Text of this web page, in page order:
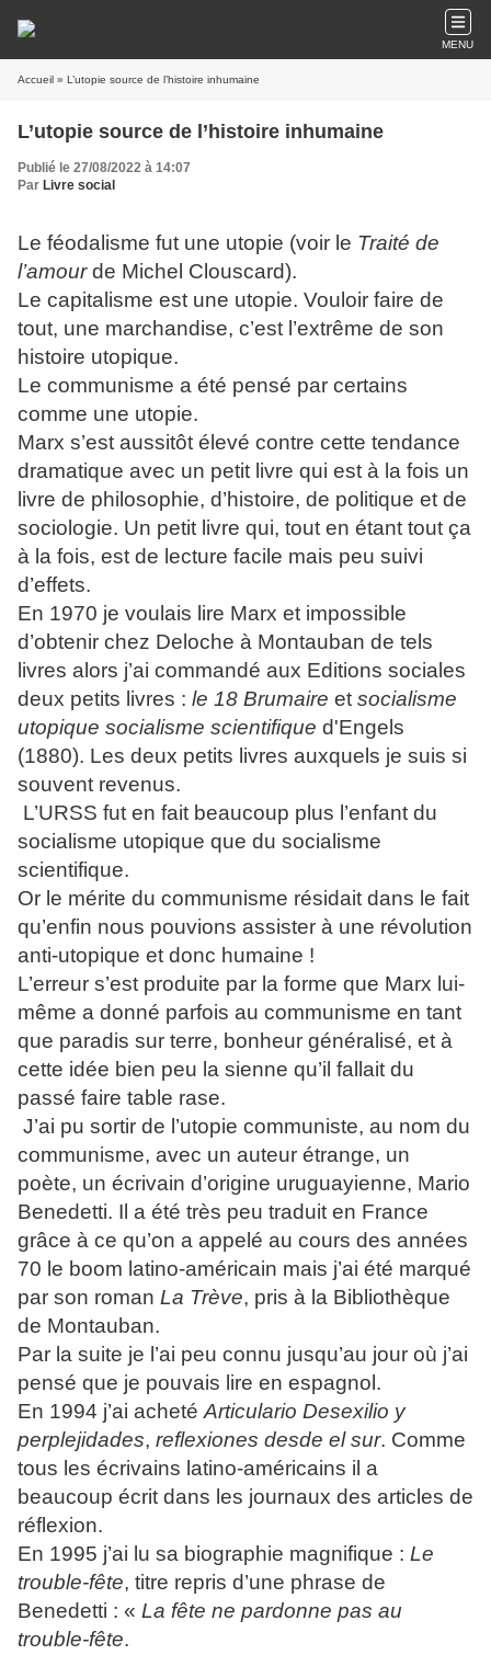
MENU
Accueil » L’utopie source de l’histoire inhumaine
L’utopie source de l’histoire inhumaine
Publié le 27/08/2022 à 14:07
Par Livre social
Le féodalisme fut une utopie (voir le Traité de
l’amourde Michel Clouscard).
Le capitalisme est une utopie. Vouloir faire de
tout, une marchandise, c’est l’extrême de son
histoire utopique.
Le communisme a été pensé par certains
comme une utopie.
Marx s’est aussitôt élevé contre cette tendance
dramatique avec un petit livre qui est à la fois un
livre de philosophie, d’histoire, de politique et de
sociologie. Un petit livre qui, tout en étant tout ça
à la fois, est de lecture facile mais peu suivi
d’effets.
En 1970 je voulais lire Marx et impossible
d’obtenir chez Deloche à Montauban de tels
livres alors j’ai commandé aux Editions sociales
deux petits livres : le 18 Brumaire et socialisme
utopique socialisme scientifique d'Engels
(1880). Les deux petits livres auxquels je suis si
souvent revenus.
L’URSS fut en fait beaucoup plus l’enfant du
socialisme utopique que du socialisme
scientifique.
Or le mérite du communisme résidait dans le fait
qu’enfin nous pouvions assister à une révolution
anti-utopique et donc humaine !
L’erreur s’est produite par la forme que Marx lui-
même a donné parfois au communisme en tant
que paradis sur terre, bonheur généralisé, et à
cette idée bien peu la sienne qu’il fallait du
passé faire table rase.
J’ai pu sortir de l’utopie communiste, au nom du
communisme, avec un auteur étrange, un
poète, un écrivain d’origine uruguayienne, Mario
Benedetti. Il a été très peu traduit en France
grâce à ce qu’on a appelé au cours des années
70 le boom latino-américain mais j’ai été marqué
par son roman La Trève, pris à la Bibliothèque
de Montauban.
Par la suite je l’ai peu connu jusqu’au jour où j’ai
pensé que je pouvais lire en espagnol.
En 1994 j’ai acheté Articulario Desexilio y
perplejidades, reflexiones desde el sur. Comme
tous les écrivains latino-américains il a
beaucoup écrit dans les journaux des articles de
réflexion.
En 1995 j’ai lu sa biographie magnifique : Le
trouble-fête, titre repris d’une phrase de
Benedetti : « La fête ne pardonne pas au
trouble-fête.